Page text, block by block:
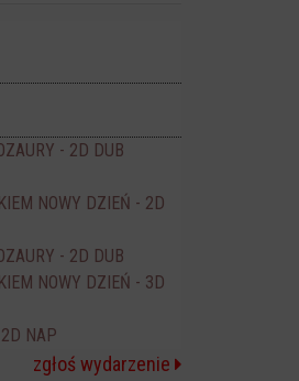
- 2D DUB
NOWY DZIEŃ - 2D
- 2D DUB
NOWY DZIEŃ - 3D
NAP
zgłoś wydarzenie